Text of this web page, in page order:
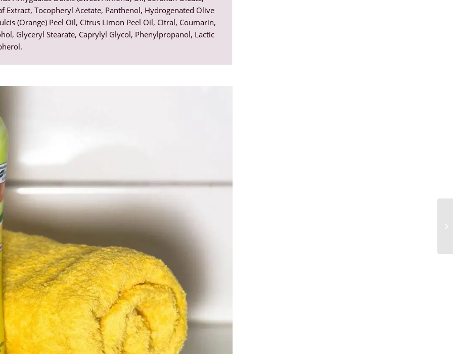
Extract, Tocopheryl Acetate, Panthenol, Hydrogenated Olive
(Orange) Peel Oil, Citrus Limon Peel Oil, Citral, Coumarin,
Glyceryl Stearate, Caprylyl Glycol, Phenylpropanol, Lactic